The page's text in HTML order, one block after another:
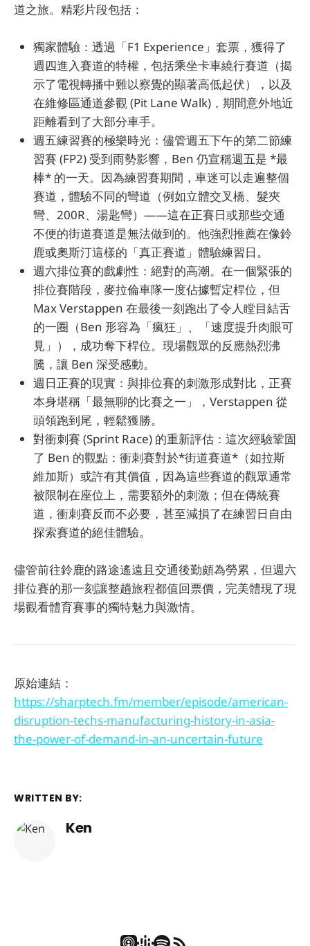
道之旅。精彩片段包括：
獨家體驗：透過「F1 Experience」套票，獲得了
週四進入賽道的特權，包括乘坐卡車繞行賽道（揭
示了電視轉播中難以察覺的顯著高低起伏），以及
在維修區通道參觀 (Pit Lane Walk)，期間意外地近
距離看到了大部分車手。
週五練習賽的極樂時光：儘管週五下午的第二節練
習賽 (FP2) 受到雨勢影響，Ben 仍宣稱週五是 *最
棒* 的一天。因為練習賽期間，車迷可以走遍整個
賽道，體驗不同的彎道（例如立體交叉橋、髮夾
彎、200R、湯匙彎）——這在正賽日或那些交通
不便的街道賽道是無法做到的。他強烈推薦在像鈴
鹿或奧斯汀這樣的「真正賽道」體驗練習日。
週六排位賽的戲劇性：絕對的高潮。在一個緊張的
排位賽階段，麥拉倫車隊一度佔據暫定桿位，但
Max Verstappen 在最後一刻跑出了令人瞠目結舌
的一圈（Ben 形容為「瘋狂」、「速度提升肉眼可
見」），成功奪下桿位。現場觀眾的反應熱烈沸
騰，讓 Ben 深受感動。
週日正賽的現實：與排位賽的刺激形成對比，正賽
本身堪稱「最無聊的比賽之一」，Verstappen 從
頭領跑到尾，輕鬆獲勝。
對衝刺賽 (Sprint Race) 的重新評估：這次經驗鞏固
了 Ben 的觀點：衝刺賽對於*街道賽道*（如拉斯
維加斯）或許有其價值，因為這些賽道的觀眾通常
被限制在座位上，需要額外的刺激；但在傳統賽
道，衝刺賽反而不必要，甚至減損了在練習日自由
探索賽道的絕佳體驗。
儘管前往鈴鹿的路途遙遠且交通後勤頗為勞累，但週六
排位賽的那一刻讓整趟旅程都值回票價，完美體現了現
場觀看體育賽事的獨特魅力與激情。
原始連結：
https://sharptech.fm/member/episode/american-
disruption-techs-manufacturing-history-in-asia-
the-power-of-demand-in-an-uncertain-future
WRITTEN BY:
Ken